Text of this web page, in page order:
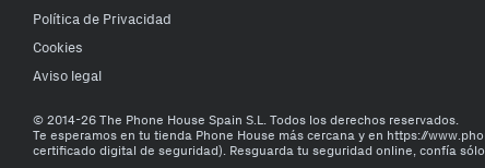
Política de Privacidad
Cookies
Aviso legal
© 2014-26 The Phone House Spain S.L. Todos los derechos reservados.
Te esperamos en tu tienda Phone House más cercana y en https://
certificado digital de seguridad). Resguarda tu seguridad online, confía